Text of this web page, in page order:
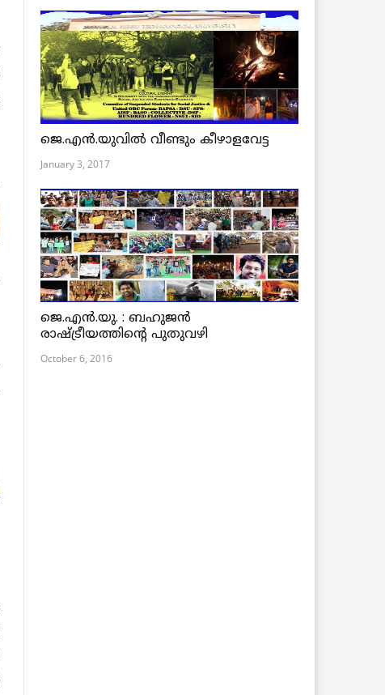
ജെ.എന്‍.യുവില്‍ വീണ്ടും കീഴാളവേട്ട
January 3, 2017
ജെ.എന്‍.യു. : ബഹുജന്‍
രാഷ്ട്രീയത്തിന്റെ പുതുവഴി
October 6, 2016